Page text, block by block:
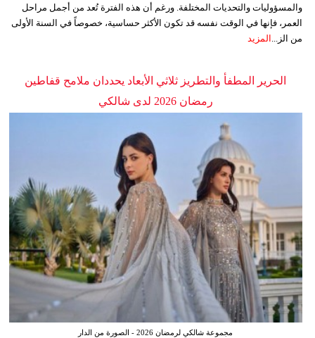
والمسؤوليات والتحديات المختلفة. ورغم أن هذه الفترة تُعد من أجمل مراحل
العمر، فإنها في الوقت نفسه قد تكون الأكثر حساسية، خصوصاً في السنة الأولى
من الز...
المزيد
الحرير المطفأ والتطريز ثلاثي الأبعاد يحددان ملامح قفاطين
رمضان 2026 لدى شالكي
مجموعة شالكي لرمضان 2026 - الصورة من الدار